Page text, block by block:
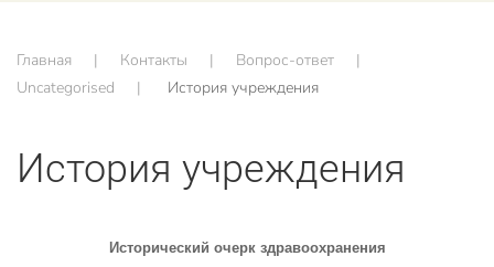
Главная Контакты
Вопрос-ответ
Uncategorised
История учреждения
История учреждения
Исторический очерк здравоохранения